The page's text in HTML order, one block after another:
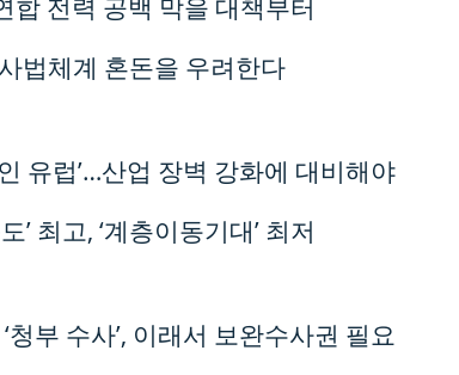
전력 공백 막을 대책부터
법체계 혼돈을 우려한다
유럽’…산업 장벽 강화에 대비해야
’ 최고, ‘계층이동기대’ 최저
청부 수사’, 이래서 보완수사권 필요